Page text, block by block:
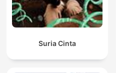
Suria Cinta